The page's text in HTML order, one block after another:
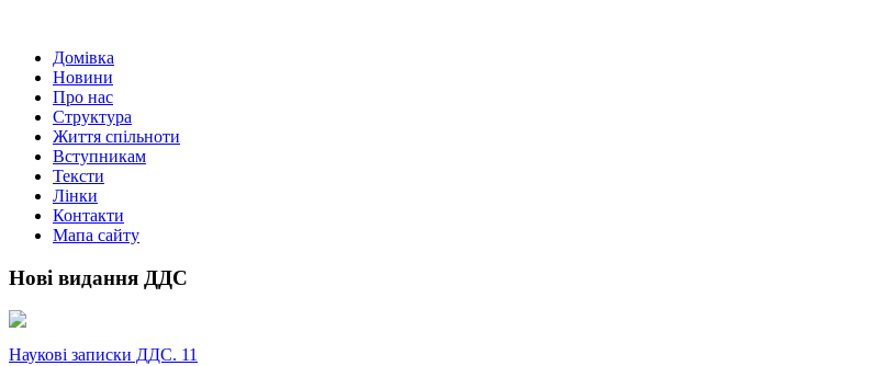
Домівка
Новини
Про нас
Структура
Життя спільноти
Вступникам
Тексти
Лінки
Контакти
Мапа сайту
Нові видання ДДС
Наукові записки ДДС. 11